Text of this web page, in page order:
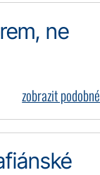
ne
zobrazit podobné